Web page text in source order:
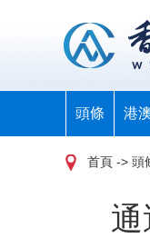
頭條 港
首頁 -> 頭
通